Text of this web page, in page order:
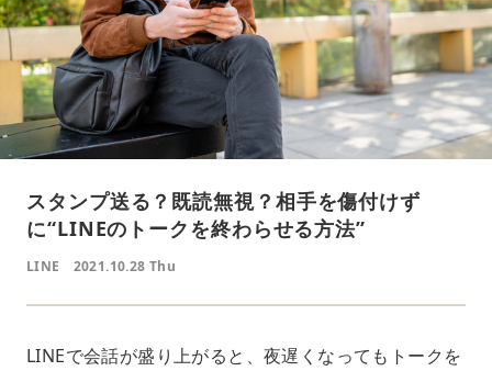
スタンプ送る？既読無視？相手を傷付けず
に“LINEのトークを終わらせる方法”
LINE 2021.10.28 Thu
LINEで会話が盛り上がると、夜遅くなってもトークを